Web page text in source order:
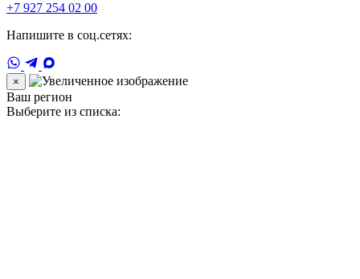
+7 927 254 02 00
Напишите в соц.сетях:
×
Ваш регион
Выберите из списка: